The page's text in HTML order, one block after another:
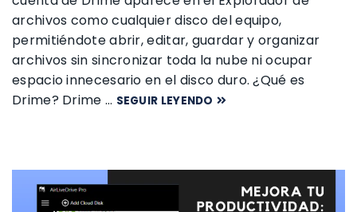
archivos como cualquier disco del equipo,
permitiéndote abrir, editar, guardar y organizar
archivos sin sincronizar toda la nube ni ocupar
espacio innecesario en el disco duro. ¿Qué es
Drime? Drime … SEGUIR LEYENDO